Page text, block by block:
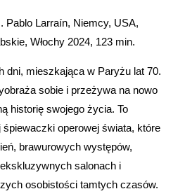
Pablo Larraín, Niemcy, USA,
Włochy 2024, 123 min.
dni, mieszkająca w Paryżu lat 70.
sobie i przeżywa na nowo
historię swojego życia. To
operowej świata, które
brawurowych występów,
salonach i
osobistości tamtych czasów.